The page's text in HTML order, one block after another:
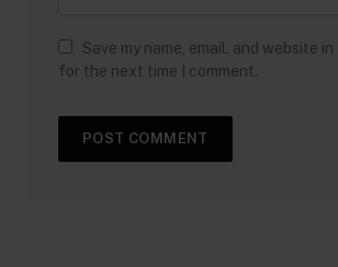
Save my name, email, and website
for the next time I comment.